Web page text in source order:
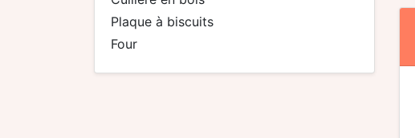
plaque à biscuits
four